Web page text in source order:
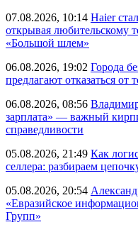
07.08.2026, 10:14 Haier
открывая любительскому
«Большой шлем»
06.08.2026, 19:02 Города
предлагают отказаться от
06.08.2026, 08:56
зарплата» — важный
справедливости
05.08.2026, 21:49 Как
селлера: разбираем
05.08.2026, 20:54
«Евразийское
Групп»